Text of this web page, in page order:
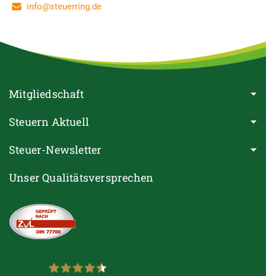
info@steuerring.de
Mitgliedschaft
Steuern Aktuell
Steuer-Newsletter
Unser Qualitätsversprechen